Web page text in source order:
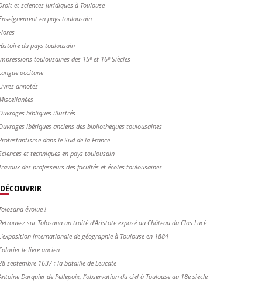
et sciences juridiques à Toulouse
en pays toulousain
du pays toulousain
toulousaines des 15ᵉ et 16ᵉ Siècles
occitane
annotés
bibliques illustrés
ibériques anciens des bibliothèques toulousaines
dans le Sud de la France
et techniques en pays toulousain
des professeurs des facultés et écoles toulousaines
DÉCOUVRIR
évolue !
sur Tolosana un traité d'Aristote exposé au Château du Clos Lucé
internationale de géographie à Toulouse en 1884
le livre ancien
septembre 1637 : la bataille de Leucate
Darquier de Pellepoix, l’observation du ciel à Toulouse au 18e siècle